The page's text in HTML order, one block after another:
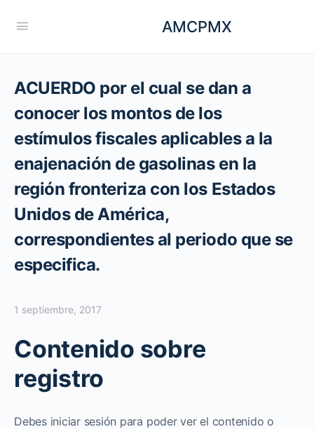
AMCPMX
ACUERDO por el cual se dan a
conocer los montos de los
estímulos fiscales aplicables a la
enajenación de gasolinas en la
región fronteriza con los Estados
Unidos de América,
correspondientes al periodo que se
especifica.
1 septiembre, 2017
Contenido sobre
registro
Debes iniciar sesión para poder ver el contenido o